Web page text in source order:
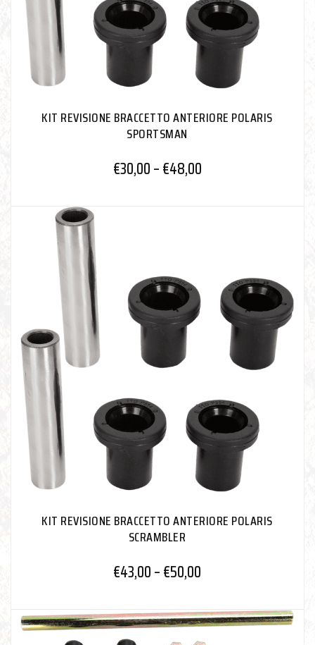
KIT REVISIONE BRACCETTO ANTERIORE POLARIS
SPORTSMAN
€30,00–€48,00
KIT REVISIONE BRACCETTO ANTERIORE POLARIS
SCRAMBLER
€43,00–€50,00